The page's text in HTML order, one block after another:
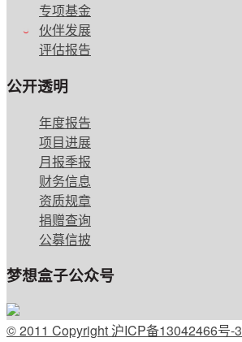
English
专项基金
伙伴发展
评估报告
公开透明
年度报告
项目进展
月报季报
财务信息
资质规章
捐赠查询
公募信披
梦想盒子公众号
© 2011 Copyright 沪ICP备13042466号-3